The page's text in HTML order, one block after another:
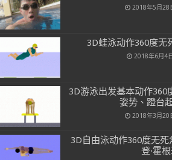
2018年5月28
3D蛙泳动作360度无
2018年6月4
3D游泳出发基本动作360
姿势、蹬台
2018年3月20
3D自由泳动作360度无死
登·霍